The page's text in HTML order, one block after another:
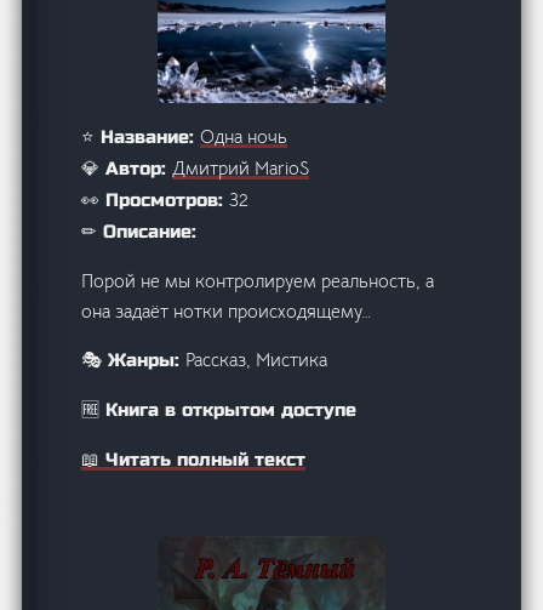
⭐ Название:Одна ночь
💎 Автор:Дмитрий MarioS
👀 Просмотров:32
✏ Описание:
Порой не мы контролируем реальность, а
она задаёт нотки происходящему…
🎭 Жанры: Рассказ, Мистика
🆓 Книга в открытом доступе
📖 Читать полный текст